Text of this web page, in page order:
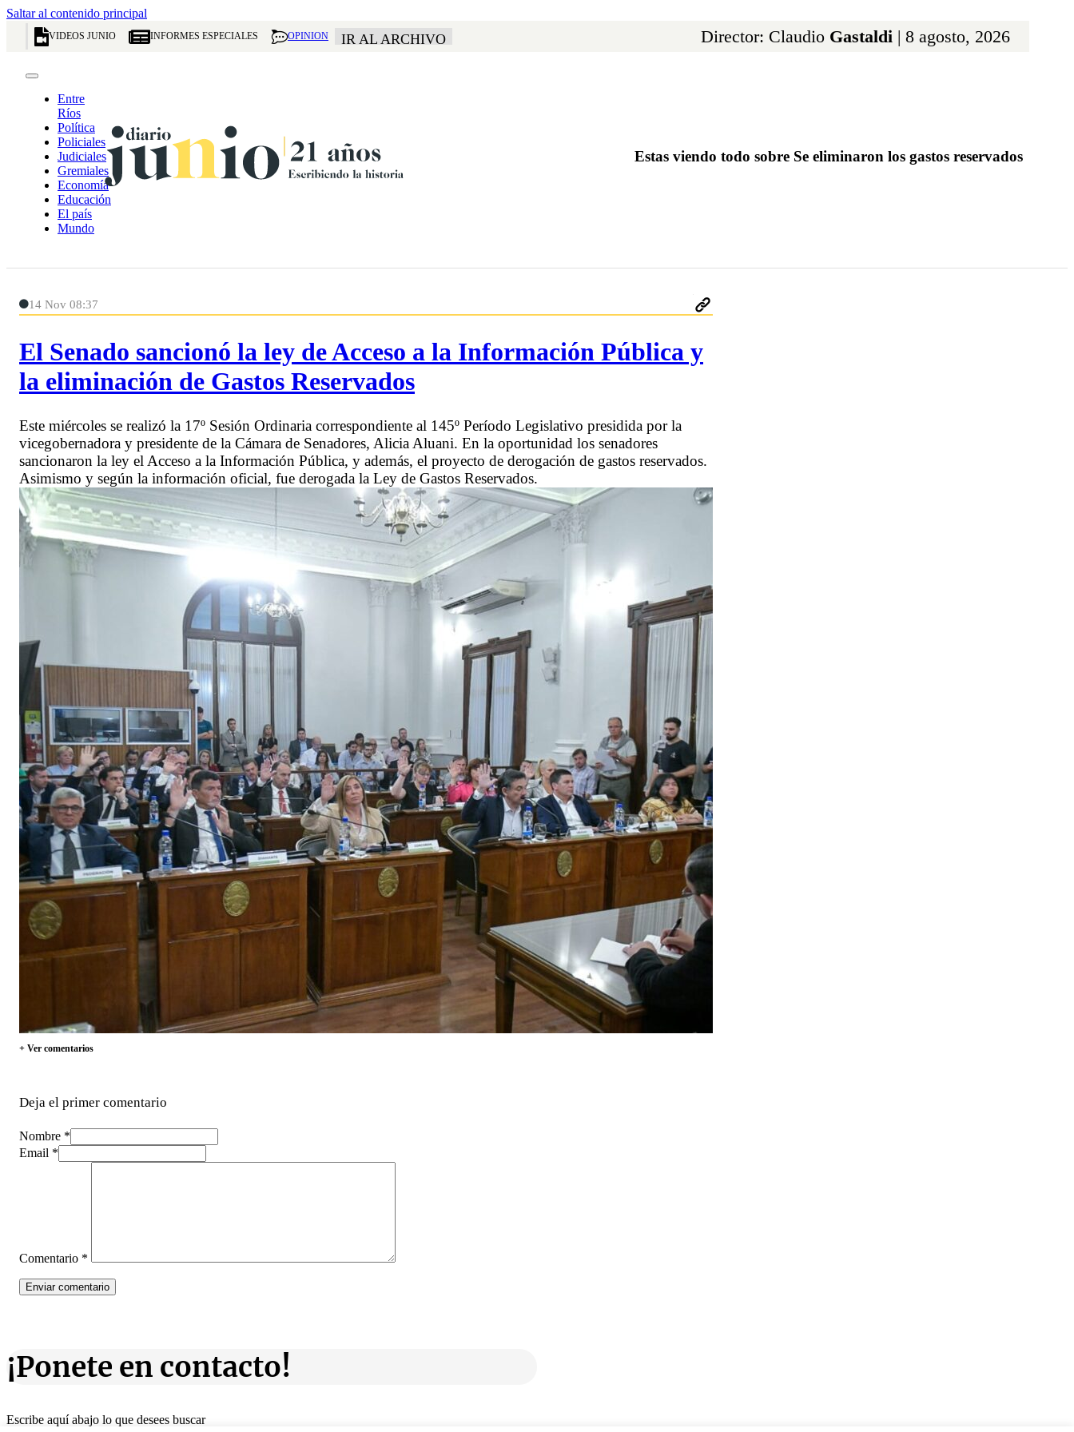
Saltar al contenido principal
VIDEOS JUNIO INFORMES ESPECIALES OPINION IR AL ARCHIVO Director: Claudio Gastaldi | 8 agosto, 2026
Entre
Ríos
Política
Policiales
Judiciales
Gremiales
Economía
Educación
El país
Mundo
Estas viendo todo sobre Se eliminaron los gastos reservados
14 Nov 08:37
El Senado sancionó la ley de Acceso a la Información Pública y
la eliminación de Gastos Reservados
Este miércoles se realizó la 17º Sesión Ordinaria correspondiente al 145º Período Legislativo presidida por la
vicegobernadora y presidente de la Cámara de Senadores, Alicia Aluani. En la oportunidad los senadores
sancionaron la ley el Acceso a la Información Pública, y además, el proyecto de derogación de gastos reservados.
Asimismo y según la información oficial, fue derogada la Ley de Gastos Reservados.
+ Ver comentarios
Deja el primer comentario
Nombre *
Email *
Comentario *
¡Ponete en contacto!
Escribe aquí abajo lo que desees buscar